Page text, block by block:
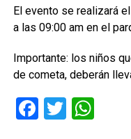
El evento se realizará
a las 09:00 am en el
Importante: los niños
de cometa, deberán
Facebook
Twitter